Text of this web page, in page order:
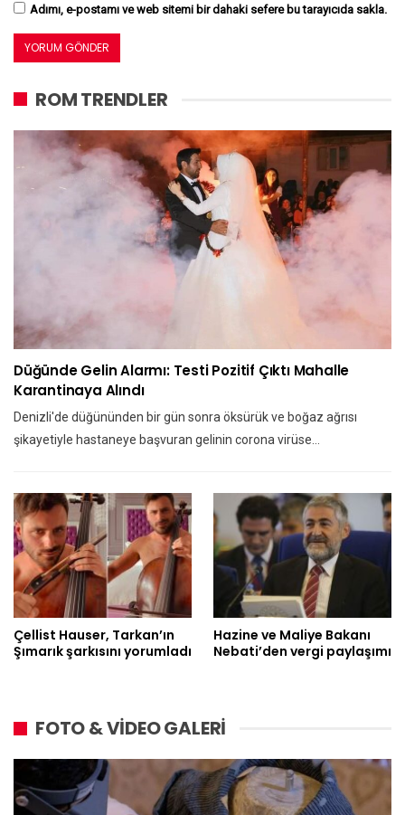
Adımı, e-postamı ve web sitemi bir dahaki sefere bu tarayıcıda sakla.
ROM TRENDLER
Düğünde Gelin Alarmı: Testi Pozitif Çıktı Mahalle
Karantinaya Alındı
Denizli'de düğününden bir gün sonra öksürük ve boğaz ağrısı
şikayetiyle hastaneye başvuran gelinin corona virüse…
Çellist Hauser, Tarkan’ın
Şımarık şarkısını yorumladı
Hazine ve Maliye Bakanı
Nebati’den vergi paylaşımı
FOTO & VİDEO GALERİ